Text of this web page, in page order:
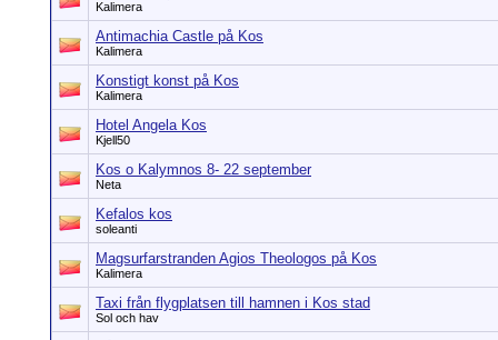
Kalimera
Antimachia Castle på Kos
Kalimera
Konstigt konst på Kos
Kalimera
Hotel Angela Kos
Kjell50
Kos o Kalymnos 8- 22 september
Neta
Kefalos kos
soleanti
Magsurfarstranden Agios Theologos på Kos
Kalimera
Taxi från flygplatsen till hamnen i Kos stad
Sol och hav